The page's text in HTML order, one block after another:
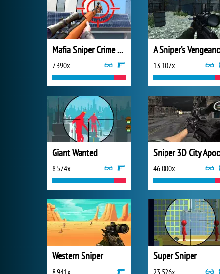
Mafia Sniper Crime Shooting
7 390x
A
13 107x
Giant Wanted
8 574x 46 000x
Western Sniper
8 941x
Super Sniper
23 526x